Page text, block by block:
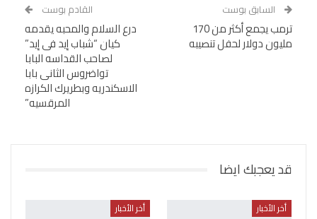
السابق بوست
ترمب يجمع أكثر من 170
مليون دولار لحفل تنصيبه
القادم بوست
درع السلام والمحبه يقدمه
كيان “شباب إيد فى إيد”
لصاحب القداسه البابا
تواضروس الثانى بابا
الاسكندريه وبطريرك الكرازه
المرقسيه”
قد يعجبك ايضا
أخر الأخبار أخر الأخبار